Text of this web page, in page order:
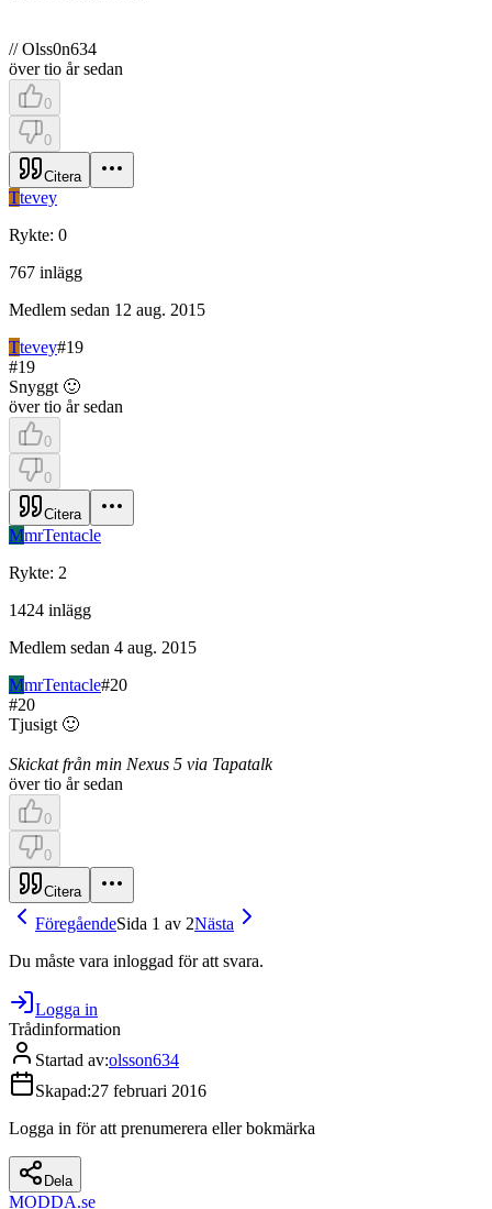
// Olss0n634
över tio år sedan
0
0
Citera
Ttevey
Rykte: 0
767 inlägg
Medlem sedan 12 aug. 2015
Ttevey#19
#19
Snyggt 🙂
över tio år sedan
0
0
Citera
MmrTentacle
Rykte: 2
1424 inlägg
Medlem sedan 4 aug. 2015
MmrTentacle#20
#20
Tjusigt 🙂
Skickat från min Nexus 5 via Tapatalk
över tio år sedan
0
0
Citera
FöregåendeSida 1 av 2Nästa
Du måste vara inloggad för att svara.
Logga in
Trådinformation
Startad av:olsson634
Skapad:27 februari 2016
Logga in för att prenumerera eller bokmärka
Dela
MODDA.se